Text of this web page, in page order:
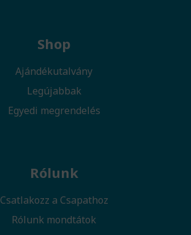
Shop
Ajándékutalvány
Legújabbak
Egyedi megrendelés
Rólunk
Csatlakozz a Csapathoz
Rólunk mondtátok